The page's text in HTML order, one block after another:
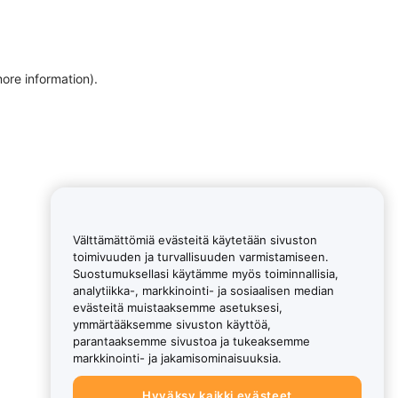
information).
Välttämättömiä evästeitä käytetään sivuston
toimivuuden ja turvallisuuden varmistamiseen.
Suostumuksellasi käytämme myös toiminnallisia,
analytiikka-, markkinointi- ja sosiaalisen median
evästeitä muistaaksemme asetuksesi,
ymmärtääksemme sivuston käyttöä,
parantaaksemme sivustoa ja tukeaksemme
markkinointi- ja jakamisominaisuuksia.